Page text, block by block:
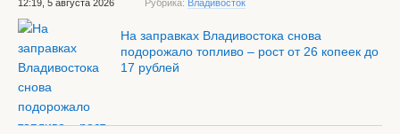
12:19, 5 августа 2026 Рубрика: Владивосток
На заправках Владивостока снова
подорожало топливо – рост от 26 копеек до
17 рублей